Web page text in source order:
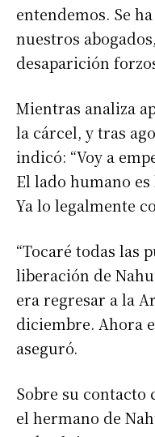
entendemos. Se
nuestros
desaparición
Mientras analiza
la cárcel, y tras
indicó: “Voy a
El lado humano
Ya lo legalmente
“Tocaré todas las
liberación de
era regresar a la
diciembre. Ahora
aseguró.
Sobre su contacto
el hermano de